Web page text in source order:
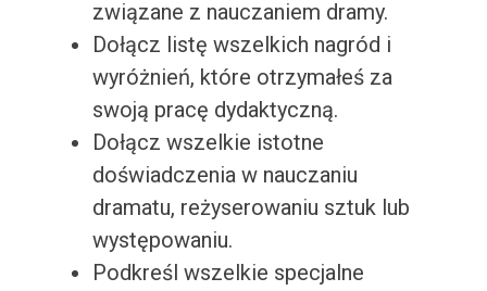
związane z nauczaniem dramy.
Dołącz listę wszelkich nagród i
wyróżnień, które otrzymałeś za
swoją pracę dydaktyczną.
Dołącz wszelkie istotne
doświadczenia w nauczaniu
dramatu, reżyserowaniu sztuk lub
występowaniu.
Podkreśl wszelkie specjalne